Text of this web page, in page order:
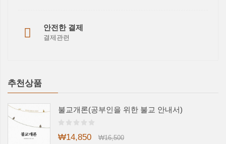
안전한 결제
결제관련
추천상품
불교개론(공부인을 위한 불교 안내서)
₩14,850 ₩16,500